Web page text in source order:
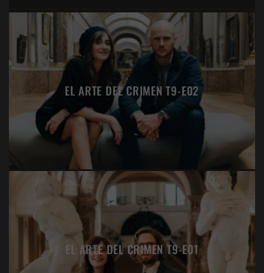
EL ARTE DEL CRIMEN T9-E02
EL ARTE DEL CRIMEN T9-E01